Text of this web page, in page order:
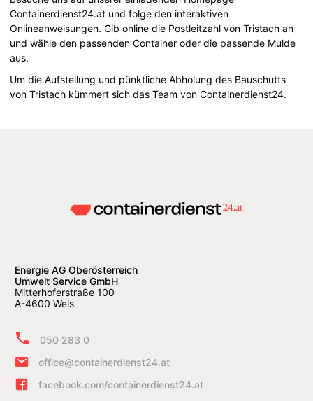
Containerdienst24.at und folge den interaktiven
Onlineanweisungen. Gib online die Postleitzahl von Tristach an
und wähle den passenden Container oder die passende Mulde
aus.
Um die Aufstellung und pünktliche Abholung des Bauschutts
von Tristach kümmert sich das Team von Containerdienst24.
Energie AG Oberösterreich
Umwelt Service GmbH
Mitterhoferstraße 100
A-4600 Wels
050 283 0
office@containerdienst24.at
facebook.com/containerdienst24.at